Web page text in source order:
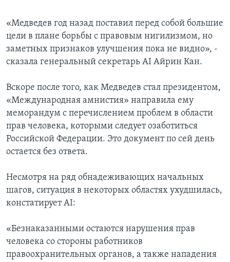
«Медведев год назад поставил перед собой большие
цели в плане борьбы с правовым нигилизмом, но
заметных признаков улучшения пока не видно», -
сказала генеральный секретарь AI Айрин Кан.
Вскоре после того, как Медведев стал президентом,
«Международная амнистия» направила ему
меморандум с перечислением проблем в области
прав человека, которыми следует озаботиться
Российской Федерации. Это документ по сей день
остается без ответа.
Несмотря на ряд обнадеживающих начальных
шагов, ситуация в некоторых областях ухудшилась,
констатирует AI:
«Безнаказанными остаются нарушения прав
человека со стороны работников
правоохранительных органов, а также нападения